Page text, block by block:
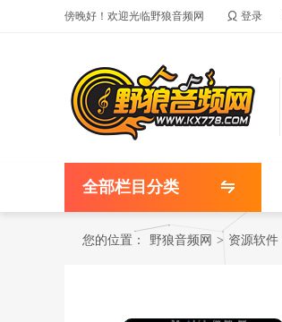
傍晚好！欢迎光临野狼音频网  登录
全部栏目分类
您的位置： 野狼音频网 > 资源软件